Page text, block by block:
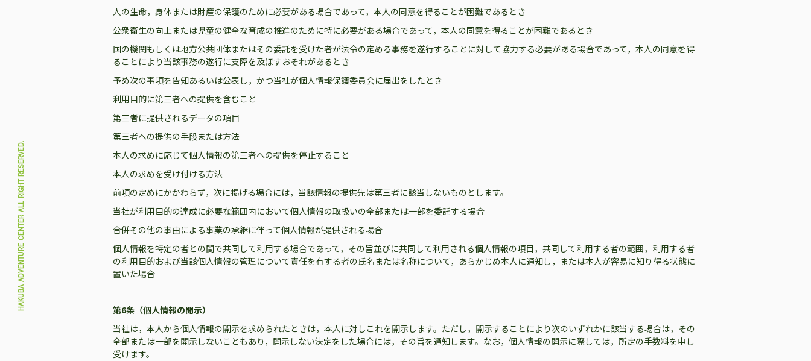
HAKUBA ADVENTURE CENTER ALL RIGHT RESERVED.
人の生命，身体または財産の保護のために必要がある場合であって，本人の同意を得ることが困難であるとき
公衆衛生の向上または児童の健全な育成の推進のために特に必要がある場合であって，本人の同意を得ることが困難であるとき
国の機関もしくは地方公共団体またはその委託を受けた者が法令の定める事務を遂行することに対して協力する必要がある場合であって，本人の同意を得
ることにより当該事務の遂行に支障を及ぼすおそれがあるとき
予め次の事項を告知あるいは公表し，かつ当社が個人情報保護委員会に届出をしたとき
利用目的に第三者への提供を含むこと
第三者に提供されるデータの項目
第三者への提供の手段または方法
本人の求めに応じて個人情報の第三者への提供を停止すること
本人の求めを受け付ける方法
前項の定めにかかわらず，次に掲げる場合には，当該情報の提供先は第三者に該当しないものとします。
当社が利用目的の達成に必要な範囲内において個人情報の取扱いの全部または一部を委託する場合
合併その他の事由による事業の承継に伴って個人情報が提供される場合
個人情報を特定の者との間で共同して利用する場合であって，その旨並びに共同して利用される個人情報の項目，共同して利用する者の範囲，利用する者
の利用目的および当該個人情報の管理について責任を有する者の氏名または名称について，あらかじめ本人に通知し，または本人が容易に知り得る状態に
置いた場合
第6条（個人情報の開示）
当社は，本人から個人情報の開示を求められたときは，本人に対しこれを開示します。ただし，開示することにより次のいずれかに該当する場合は，その
全部または一部を開示しないこともあり，開示しない決定をした場合には，その旨を通知します。なお，個人情報の開示に際しては，所定の手数料を申し
受けます。